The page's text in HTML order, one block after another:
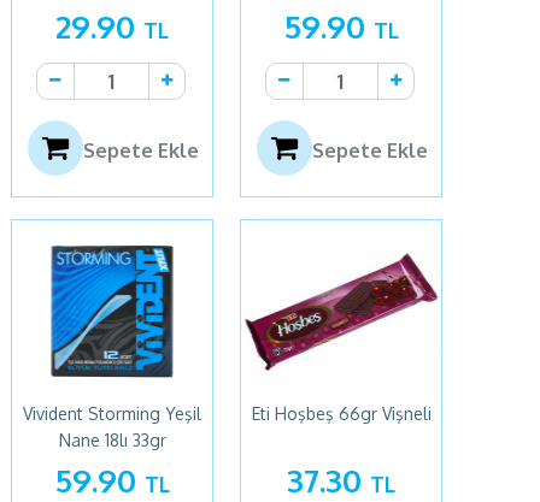
29.90 TL
Sepete Ekle
59.90 TL
Sepete Ekle
Vivident Storming Yeşil
Nane 18lı 33gr
59.90 TL
Eti Hoşbeş 66gr Vişneli
37.30 TL